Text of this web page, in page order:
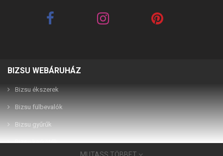
Best Friends barna 2in1
2,990 Ft
BIZSU WEBÁRUHÁZ
Bizsu ékszerek
Bizsu fülbevalók
Bizsu gyűrűk
Bizsu karkötők